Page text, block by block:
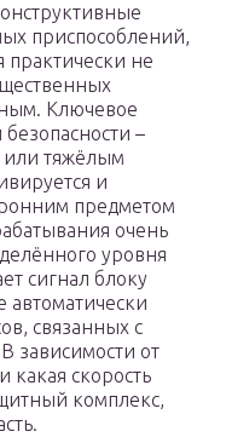
приспособлений,
не
Ключевое
–
или тяжёлым
и
предметом
очень
уровня
сигнал блоку
автоматически
связанных с
зависимости от
какая скорость
комплекс,